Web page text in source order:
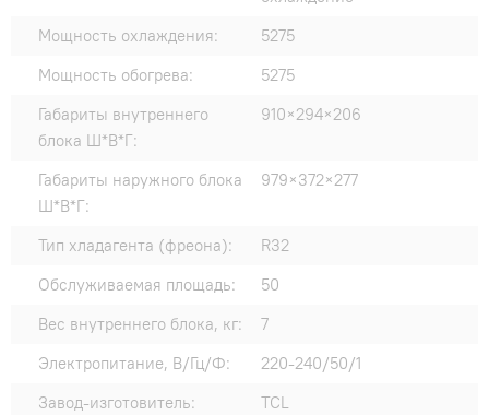
Мощность охлаждения:
5275
Мощность обогрева:
5275
Габариты внутреннего
блока Ш*В*Г:
910×294×206
Габариты наружного блока
Ш*В*Г:
979×372×277
Тип хладагента (фреона):
R32
Обслуживаемая площадь:
50
Вес внутреннего блока, кг:
7
Электропитание, В/Гц/Ф:
220-240/50/1
Завод-изготовитель:
TCL